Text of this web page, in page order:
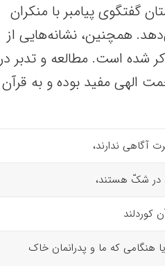
گفتگوی پیامبر با منکران
همچنین، نشانه‌هایی از
شده است. مطالعه و تدبر در
الهی مفید بوده و به قرآن
آگاهی ندارند،
در شکّ هستند،
کوردلند
هنگامی که ما و پدرانمان خاک